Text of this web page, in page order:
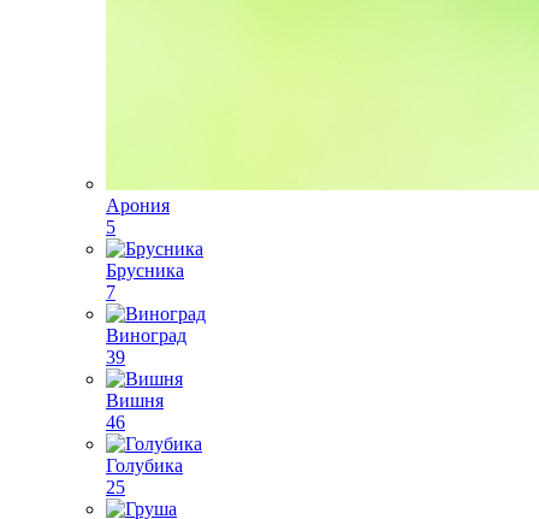
Арония
5
Брусника
7
Виноград
39
Вишня
46
Голубика
25